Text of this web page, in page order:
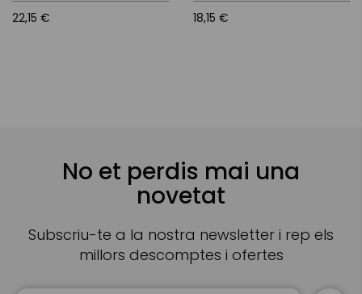
22,15 € 18,15 €
No et perdis mai una
novetat
Subscriu-te a la nostra newsletter i rep els
millors descomptes i ofertes